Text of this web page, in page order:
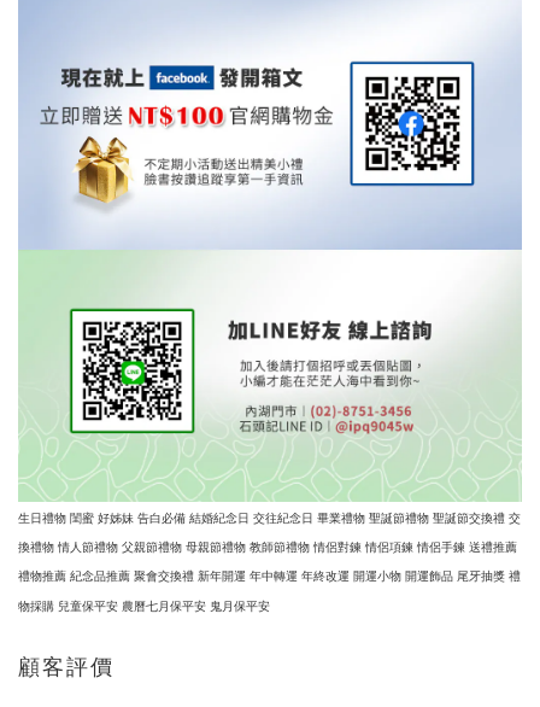
生日禮物 閨蜜 好姊妹 告白必備 結婚紀念日 交往紀念日 畢業禮物 聖誕節禮物 聖誕節交換禮 交
換禮物 情人節禮物 父親節禮物 母親節禮物 教師節禮物 情侶對鍊 情侶項鍊 情侶手鍊 送禮推薦
禮物推薦 紀念品推薦 聚會交換禮 新年開運 年中轉運 年終改運 開運小物 開運飾品 尾牙抽獎 禮
物採購 兒童保平安 農曆七月保平安 鬼月保平安
顧客評價